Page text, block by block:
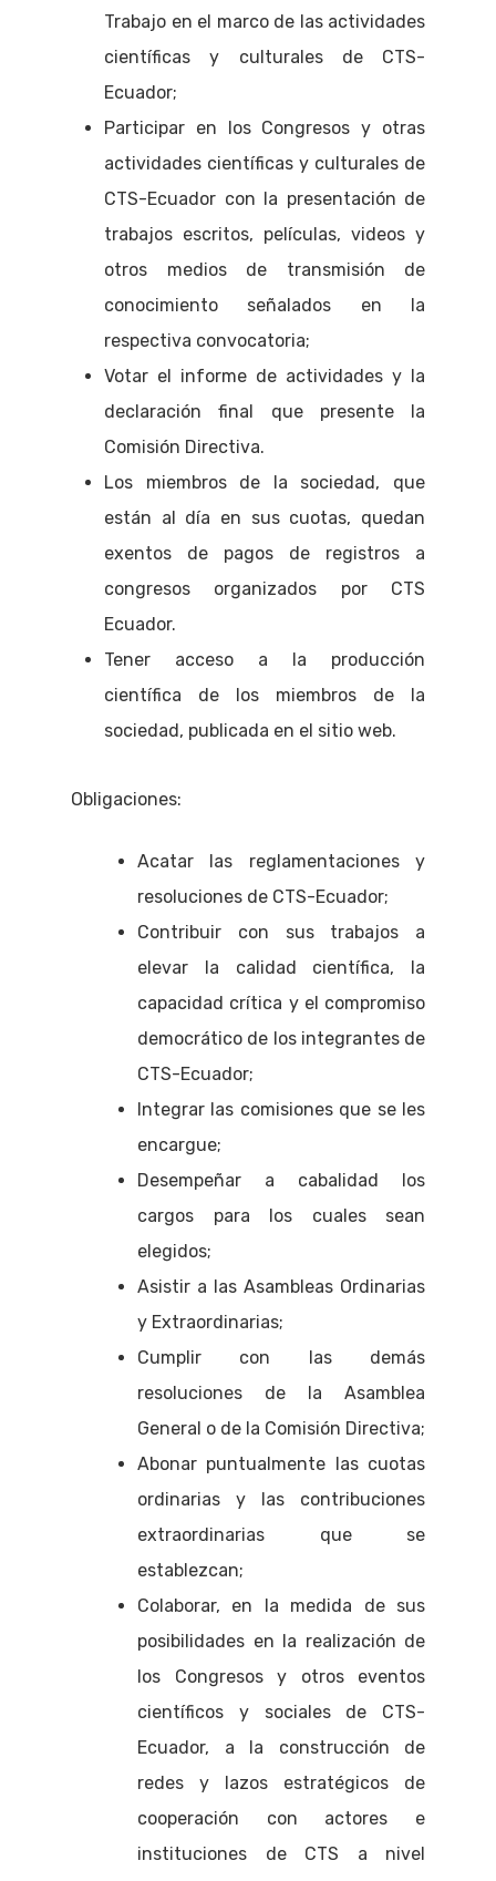
Trabajo en el marco de las actividades
científicas y culturales de CTS-
Ecuador;
Participar en los Congresos y otras
actividades científicas y culturales de
CTS-Ecuador con la presentación de
trabajos escritos, películas, videos y
otros medios de transmisión de
conocimiento señalados en la
respectiva convocatoria;
Votar el informe de actividades y la
declaración final que presente la
Comisión Directiva.
Los miembros de la sociedad, que
están al día en sus cuotas, quedan
exentos de pagos de registros a
congresos organizados por CTS
Ecuador.
Tener acceso a la producción
científica de los miembros de la
sociedad, publicada en el sitio web.
Obligaciones:
Acatar las reglamentaciones y
resoluciones de CTS-Ecuador;
Contribuir con sus trabajos a
elevar la calidad científica, la
capacidad crítica y el compromiso
democrático de los integrantes de
CTS-Ecuador;
Integrar las comisiones que se les
encargue;
Desempeñar a cabalidad los
cargos para los cuales sean
elegidos;
Asistir a las Asambleas Ordinarias
y Extraordinarias;
Cumplir con las demás
resoluciones de la Asamblea
General o de la Comisión Directiva;
Abonar puntualmente las cuotas
ordinarias y las contribuciones
extraordinarias que se
establezcan;
Colaborar, en la medida de sus
posibilidades en la realización de
los Congresos y otros eventos
científicos y sociales de CTS-
Ecuador, a la construcción de
redes y lazos estratégicos de
cooperación con actores e
instituciones de CTS a nivel
Inicio
Acerca De
Membresía
Eventos